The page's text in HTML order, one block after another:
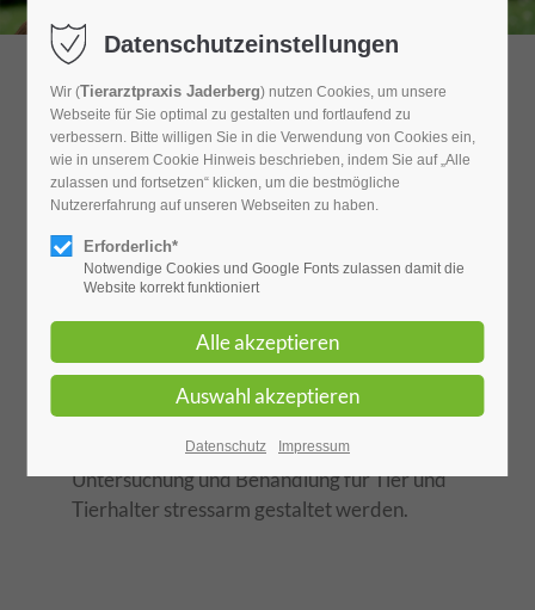
Wir freuen uns auf Ihren Besuch
Die Tierarztpraxis Jaderberg ist eine
vom Hamster bis zur Dogge.
Mit einem kleinen Team und persönlicher
Betreuung der Patienten verstehen wir uns
als Haustierarzt für Ihr Tier. In
Zusammenarbeit mit Ihnen sorgen wir für
das Wohl Ihres Tieres damit es lange gesund
bleibt. Dabei sollen Aufenthalt,
Untersuchung und Behandlung für Tier und
Tierhalter stressarm gestaltet werden.
Datenschutzeinstellungen
Wir (Tierarztpraxis Jaderberg) nutzen Cookies, um unsere
Webseite für Sie optimal zu gestalten und fortlaufend zu
verbessern. Bitte willigen Sie in die Verwendung von Cookies ein,
wie in unserem Cookie Hinweis beschrieben, indem Sie auf „Alle
zulassen und fortsetzen“ klicken, um die bestmögliche
Nutzererfahrung auf unseren Webseiten zu haben.
Erforderlich*
Notwendige Cookies und Google Fonts zulassen damit die
Website korrekt funktioniert
Datenschutz Impressum